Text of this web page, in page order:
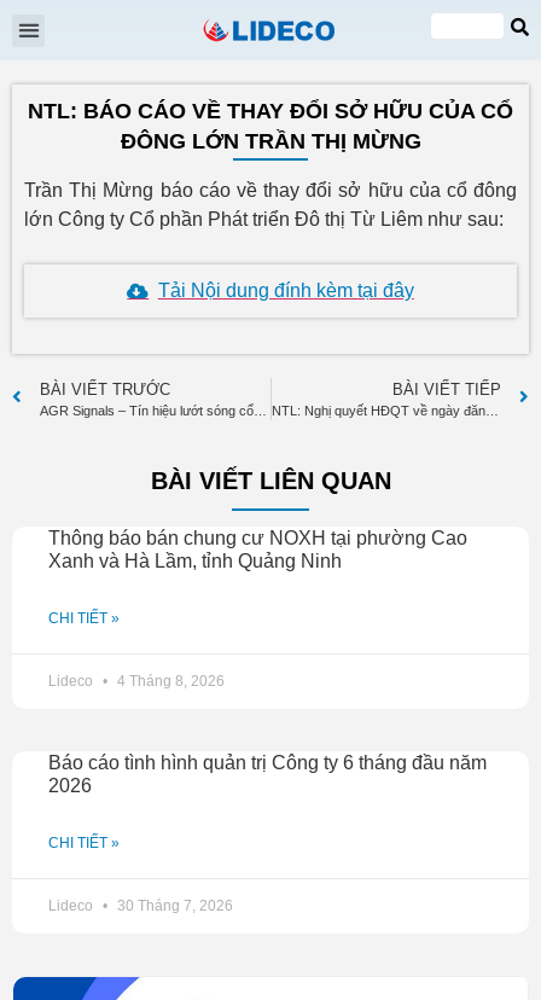
VI
EN
NTL: BÁO CÁO VỀ THAY ĐỔI SỞ HỮU CỦA CỔ
ĐÔNG LỚN TRẦN THỊ MỪNG
Trần Thị Mừng báo cáo về thay đổi sở hữu của cổ đông
lớn Công ty Cổ phần Phát triển Đô thị Từ Liêm như sau:
Tải Nội dung đính kèm tại đây
BÀI VIẾT TRƯỚC BÀI VIẾT TIẾP
NTL: Nghị quyết HĐQT về ngày đăng ký cuối cùng, tỷ lệ và thời gian tạm ứng cổ tức năm 2019 bằng tiền mặt cho cổ đông
BÀI VIẾT LIÊN QUAN
Thông báo bán chung cư NOXH tại phường Cao
Xanh và Hà Lầm, tỉnh Quảng Ninh
CHI TIẾT »
Lideco 4 Tháng 8, 2026
Báo cáo tình hình quản trị Công ty 6 tháng đầu năm
2026
CHI TIẾT »
Lideco 30 Tháng 7, 2026